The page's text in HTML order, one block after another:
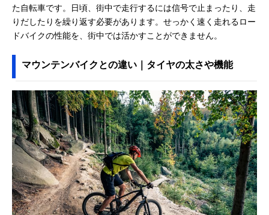
た自転車です。日頃、街中で走行するには信号で止まったり、走
りだしたりを繰り返す必要があります。せっかく速く走れるロー
ドバイクの性能を、街中では活かすことができません。
マウンテンバイクとの違い｜タイヤの太さや機能